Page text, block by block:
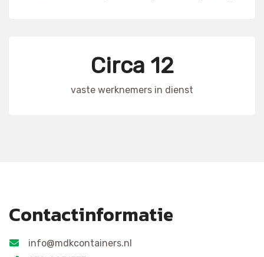
Circa 12
vaste werknemers in dienst
Contactinformatie
info@mdkcontainers.nl